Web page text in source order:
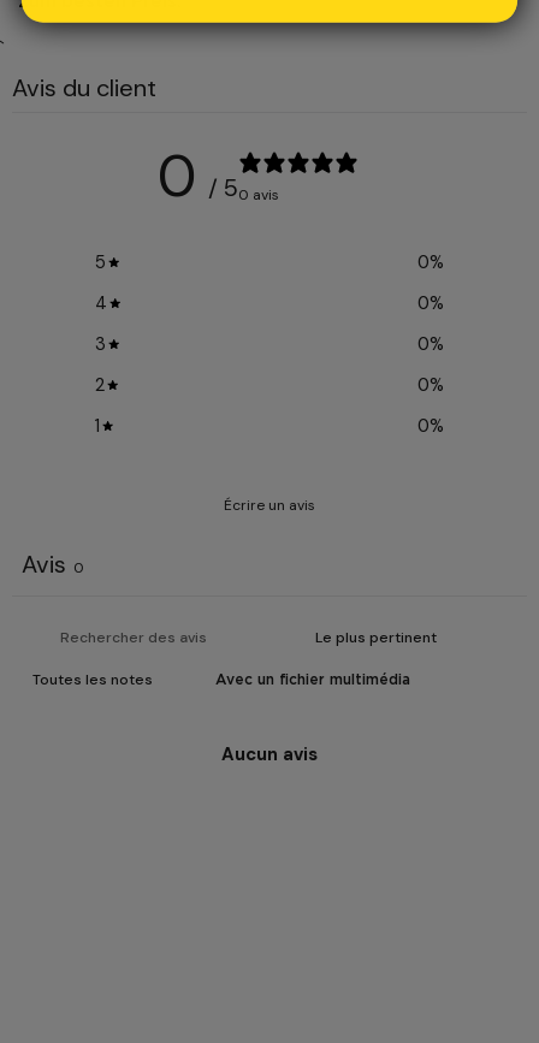
`
Avis du client
0 / 50 avis
5 0%
4
0%
3
0%
2
0%
1
0%
Écrire un avis
Avis 0
Avec un fichier multimédia
Aucun avis